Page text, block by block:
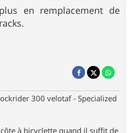
en remplacement de
300 velotaf - Specialized
à bicyclette quand il suffit de